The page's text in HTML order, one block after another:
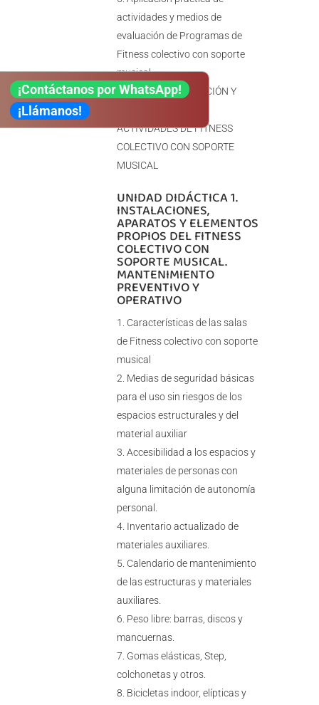
actividades y medios de
evaluación de Programas de
Fitness colectivo con soporte
musical
MÓDULO 3. DIRECCIÓN Y
ACTIVIDADES DE FITNESS
COLECTIVO CON SOPORTE
MUSICAL
UNIDAD DIDÁCTICA 1.
INSTALACIONES,
APARATOS Y ELEMENTOS
PROPIOS DEL FITNESS
COLECTIVO CON
SOPORTE MUSICAL.
MANTENIMIENTO
PREVENTIVO Y
OPERATIVO
Características de las salas
de Fitness colectivo con soporte
musical
Medias de seguridad básicas
para el uso sin riesgos de los
espacios estructurales y del
material auxiliar
Accesibilidad a los espacios y
materiales de personas con
alguna limitación de autonomía
personal.
Inventario actualizado de
materiales auxiliares.
Calendario de mantenimiento
de las estructuras y materiales
auxiliares.
Peso libre: barras, discos y
mancuernas.
Gomas elásticas, Step,
colchonetas y otros.
Bicicletas indoor, elípticas y
¡Contáctanos por WhatsApp!
¡Llámanos!